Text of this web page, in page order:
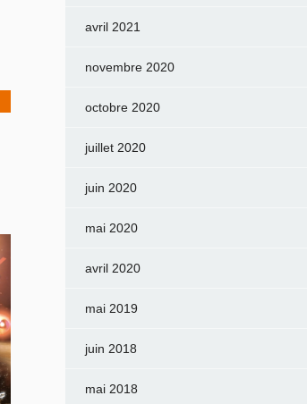
avril 2021
novembre 2020
octobre 2020
juillet 2020
juin 2020
mai 2020
avril 2020
mai 2019
juin 2018
mai 2018